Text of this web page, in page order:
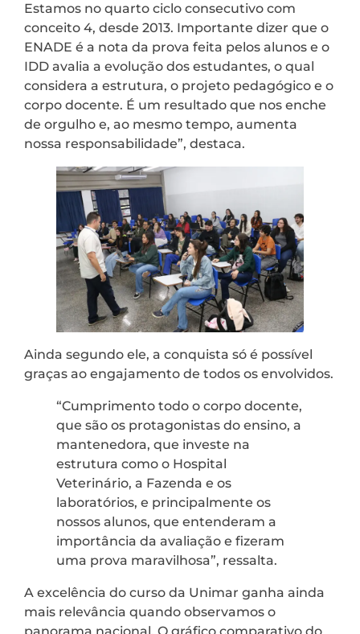
Estamos no quarto ciclo consecutivo com
conceito 4, desde 2013. Importante dizer que o
ENADE é a nota da prova feita pelos alunos e o
IDD avalia a evolução dos estudantes, o qual
considera a estrutura, o projeto pedagógico e o
corpo docente. É um resultado que nos enche
de orgulho e, ao mesmo tempo, aumenta
nossa responsabilidade”, destaca.
Ainda segundo ele, a conquista só é possível
graças ao engajamento de todos os envolvidos.
“Cumprimento todo o corpo docente,
que são os protagonistas do ensino, a
mantenedora, que investe na
estrutura como o Hospital
Veterinário, a Fazenda e os
laboratórios, e principalmente os
nossos alunos, que entenderam a
importância da avaliação e fizeram
uma prova maravilhosa”, ressalta.
A excelência do curso da Unimar ganha ainda
mais relevância quando observamos o
panorama nacional. O gráfico comparativo do